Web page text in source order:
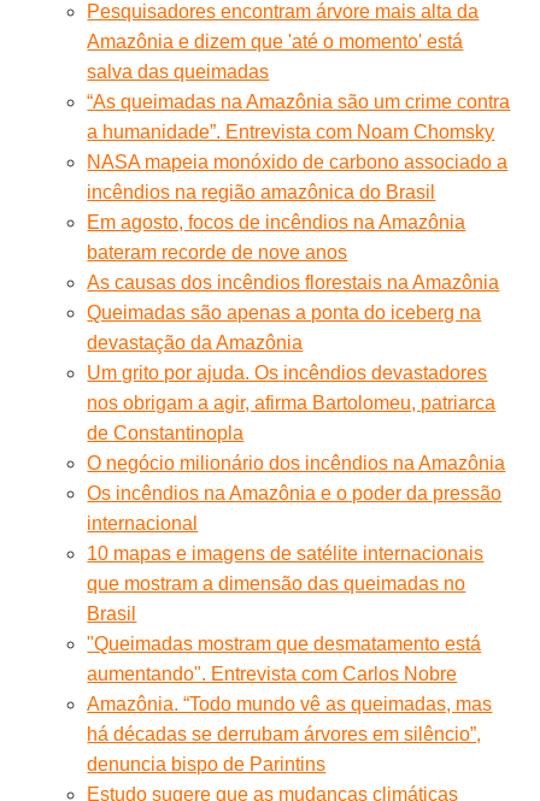
Pesquisadores encontram árvore mais alta da
Amazônia e dizem que 'até o momento' está
salva das queimadas
“As queimadas na Amazônia são um crime contra
a humanidade”. Entrevista com Noam Chomsky
NASA mapeia monóxido de carbono associado a
incêndios na região amazônica do Brasil
Em agosto, focos de incêndios na Amazônia
bateram recorde de nove anos
As causas dos incêndios florestais na Amazônia
Queimadas são apenas a ponta do iceberg na
devastação da Amazônia
Um grito por ajuda. Os incêndios devastadores
nos obrigam a agir, afirma Bartolomeu, patriarca
de Constantinopla
O negócio milionário dos incêndios na Amazônia
Os incêndios na Amazônia e o poder da pressão
internacional
10 mapas e imagens de satélite internacionais
que mostram a dimensão das queimadas no
Brasil
"Queimadas mostram que desmatamento está
aumentando". Entrevista com Carlos Nobre
Amazônia. “Todo mundo vê as queimadas, mas
há décadas se derrubam árvores em silêncio”,
denuncia bispo de Parintins
Estudo sugere que as mudanças climáticas